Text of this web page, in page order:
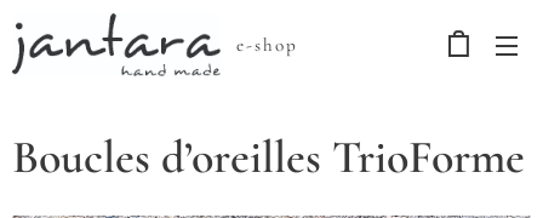
e-shop
Boucles d’oreilles TrioForme